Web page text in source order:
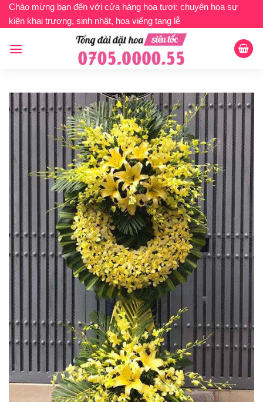
Bỏ
qua
dung
Chào mừng bạn đến với cửa hàng hoa tươi: chuyên hoa sự
kiện khai trương, sinh nhật, hoa viếng tang lễ